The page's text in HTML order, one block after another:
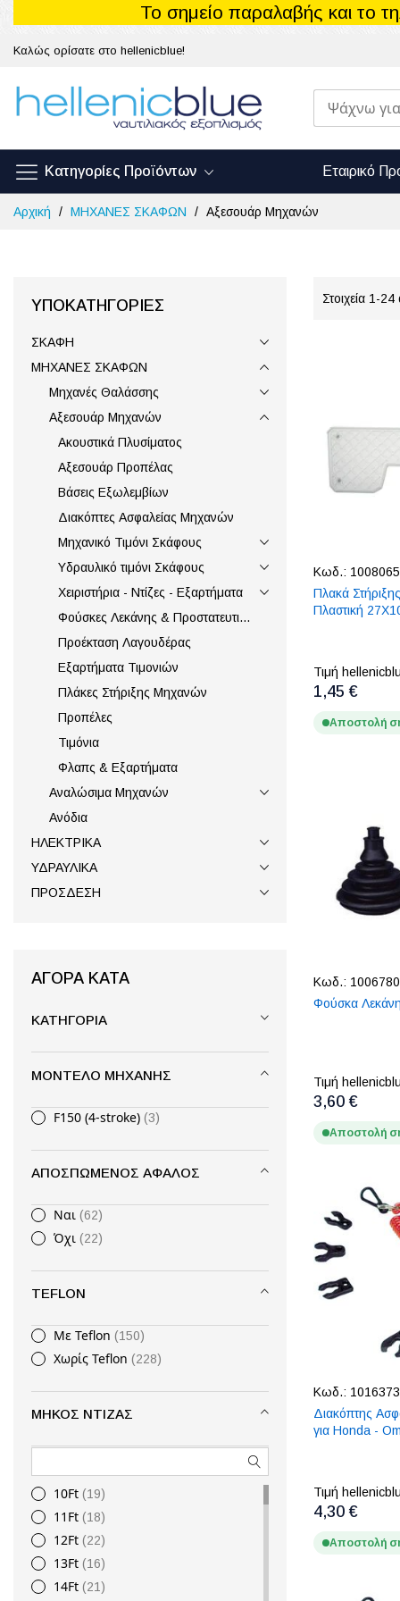
Το σημείο παραλαβής και το
Καλώς ορίσατε στο hellenicblue!
Κατηγορίες Προϊόντων Εταιρικό
Μετάβαση
στο
Αρχική ΜΗΧΑΝΕΣ ΣΚΑΦΩΝ Αξεσουάρ Μηχανών
Στοιχεία 1 -24
Κωδ.: 1008065
Πλακά
Πλαστική
Τιμή
1,45 €
Αποστολή
Κωδ.: 1006780
Φούσκα
Τιμή
3,60 €
Αποστολή
Κωδ.: 1016373
Διακόπτης
για Honda -
Τιμή
4,30 €
Αποστολή
ΥΠΟΚΑΤΗΓΟΡΊΕΣ
ΣΚΑΦΗ
ΜΗΧΑΝΕΣ ΣΚΑΦΩΝ
Μηχανές Θαλάσσης
Αξεσουάρ Μηχανών
Ακουστικά Πλυσίματος
Αξεσουάρ Προπέλας
Βάσεις Εξωλεμβίων
Διακόπτες Ασφαλείας Μηχανών
Μηχανικό Τιμόνι Σκάφους
Υδραυλικό τιμόνι Σκάφους
Χειριστήρια - Ντίζες - Εξαρτήματα
Φούσκες Λεκάνης & Προστατευτικά Ντιζών
Προέκταση Λαγουδέρας
Εξαρτήματα Τιμονιών
Πλάκες Στήριξης Μηχανών
Προπέλες
Τιμόνια
Φλαπς & Εξαρτήματα
Αναλώσιμα Μηχανών
Ανόδια
ΗΛΕΚΤΡΙΚΑ
ΥΔΡΑΥΛΙΚΑ
ΠΡΟΣΔΕΣΗ
ΑΓΟΡΆ ΚΑΤΆ
ΚΑΤΗΓΟΡΊΑ
ΜΟΝΤΈΛΟ ΜΗΧΑΝΉΣ
F150 (4-stroke) 3
ΑΠΟΣΠΏΜΕΝΟΣ ΑΦΑΛΌΣ
Ναι 62
Όχι 22
TEFLON
Με Teflon 150
Χωρίς Teflon 228
ΜΉΚΟΣ ΝΤΊΖΑΣ
10Ft 19
11Ft 18
12Ft 22
13Ft 16
14Ft 21